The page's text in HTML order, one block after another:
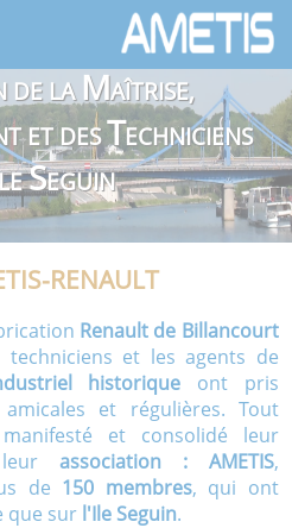
DE LA MAÎTRISE,
ET DESTECHNICIENS
SEGUIN
RENAULT
Renault de Billancourt
et les agents de
historique ont pris
et régulières. Tout
et consolidé leur
association : AMETIS,
de 150 membres, qui ont
que sur l'Ile Seguin.